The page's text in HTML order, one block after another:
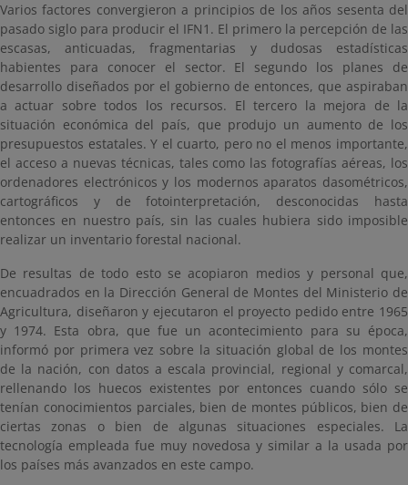
Varios factores convergieron a principios de los años sesenta del
pasado siglo para producir el IFN1. El primero la percepción de las
escasas, anticuadas, fragmentarias y dudosas estadísticas
habientes para conocer el sector. El segundo los planes de
desarrollo diseñados por el gobierno de entonces, que aspiraban
a actuar sobre todos los recursos. El tercero la mejora de la
situación económica del país, que produjo un aumento de los
presupuestos estatales. Y el cuarto, pero no el menos importante,
el acceso a nuevas técnicas, tales como las fotografías aéreas, los
ordenadores electrónicos y los modernos aparatos dasométricos,
cartográficos y de fotointerpretación, desconocidas hasta
entonces en nuestro país, sin las cuales hubiera sido imposible
realizar un inventario forestal nacional.
De resultas de todo esto se acopiaron medios y personal que,
encuadrados en la Dirección General de Montes del Ministerio de
Agricultura, diseñaron y ejecutaron el proyecto pedido entre 1965
y 1974. Esta obra, que fue un acontecimiento para su época,
informó por primera vez sobre la situación global de los montes
de la nación, con datos a escala provincial, regional y comarcal,
rellenando los huecos existentes por entonces cuando sólo se
tenían conocimientos parciales, bien de montes públicos, bien de
ciertas zonas o bien de algunas situaciones especiales. La
tecnología empleada fue muy novedosa y similar a la usada por
los países más avanzados en este campo.